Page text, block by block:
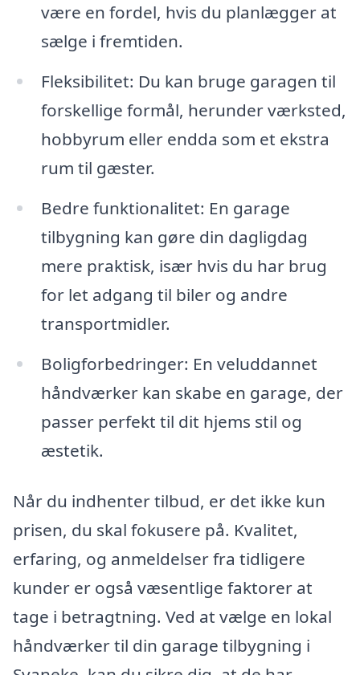
være en fordel, hvis du planlægger at
sælge i fremtiden.
Fleksibilitet: Du kan bruge garagen til
forskellige formål, herunder værksted,
hobbyrum eller endda som et ekstra
rum til gæster.
Bedre funktionalitet: En garage
tilbygning kan gøre din dagligdag
mere praktisk, især hvis du har brug
for let adgang til biler og andre
transportmidler.
Boligforbedringer: En veluddannet
håndværker kan skabe en garage, der
passer perfekt til dit hjems stil og
æstetik.
Når du indhenter tilbud, er det ikke kun
prisen, du skal fokusere på. Kvalitet,
erfaring, og anmeldelser fra tidligere
kunder er også væsentlige faktorer at
tage i betragtning. Ved at vælge en lokal
håndværker til din garage tilbygning i